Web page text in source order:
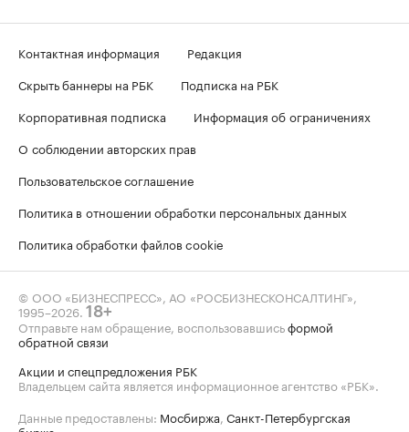
Контактная информация
Редакция
Скрыть баннеры на РБК
Подписка на РБК
Корпоративная подписка
Информация об ограничениях
О соблюдении авторских прав
Пользовательское соглашение
Политика в отношении обработки персональных данных
Политика обработки файлов cookie
© ООО «БИЗНЕСПРЕСС», АО «РОСБИЗНЕСКОНСАЛТИНГ»,
1995–2026 18+
Отправьте нам обращение, воспользовавшисьформой
обратной связи
Акции и спецпредложения РБК
Владельцем сайта является информационное агентство «РБК».
Данные предоставлены: Мосбиржа Санкт-Петербургская